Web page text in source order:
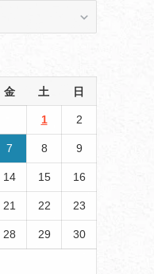
金 土 日
1 2
7 8 9
14 15 16
21 22 23
28 29 30